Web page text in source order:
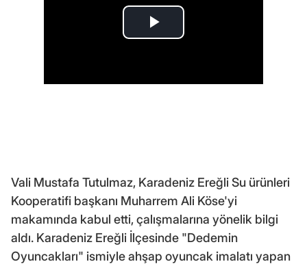
Vali Mustafa Tutulmaz, Karadeniz Ereğli Su ürünleri
Kooperatifi başkanı Muharrem Ali Köse'yi
makamında kabul etti, çalışmalarına yönelik bilgi
aldı. Karadeniz Ereğli İlçesinde "Dedemin
Oyuncakları" ismiyle ahşap oyuncak imalatı yapan